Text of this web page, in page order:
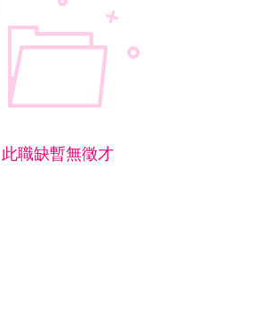
此職缺暫無徵才